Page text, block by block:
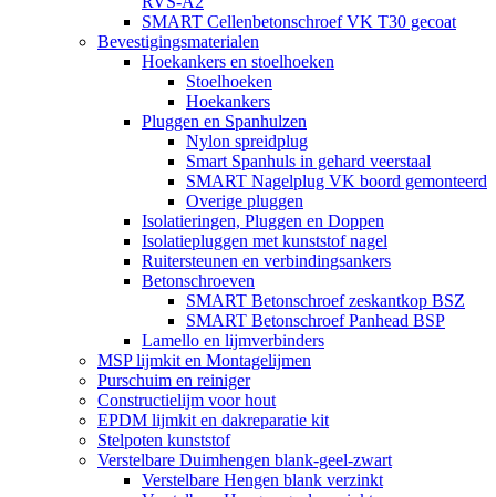
SMART Cellenbetonschroef VK T30 gecoat
Bevestigingsmaterialen
Hoekankers en stoelhoeken
Stoelhoeken
Hoekankers
Pluggen en Spanhulzen
Nylon spreidplug
Smart Spanhuls in gehard veerstaal
SMART Nagelplug VK boord gemonteerd
Overige pluggen
Isolatieringen, Pluggen en Doppen
Isolatiepluggen met kunststof nagel
Ruitersteunen en verbindingsankers
Betonschroeven
SMART Betonschroef zeskantkop BSZ
SMART Betonschroef Panhead BSP
Lamello en lijmverbinders
MSP lijmkit en Montagelijmen
Purschuim en reiniger
Constructielijm voor hout
EPDM lijmkit en dakreparatie kit
Stelpoten kunststof
Verstelbare Duimhengen blank-geel-zwart
Verstelbare Hengen blank verzinkt